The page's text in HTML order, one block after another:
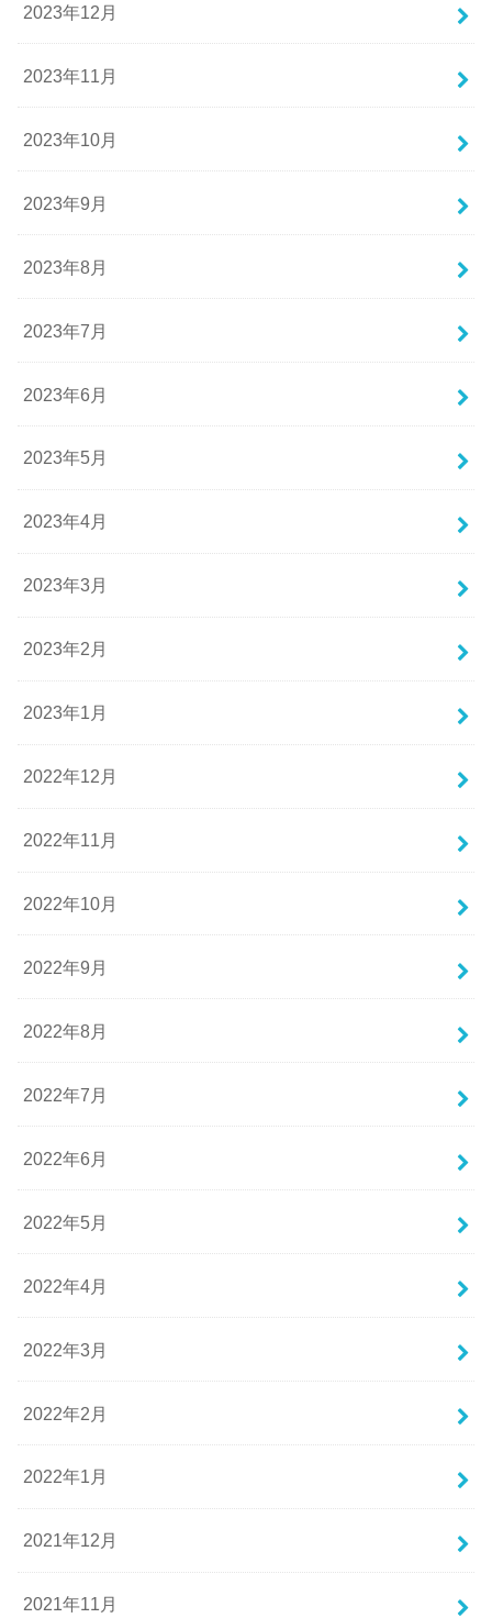
2023年12月
2023年11月
2023年10月
2023年9月
2023年8月
2023年7月
2023年6月
2023年5月
2023年4月
2023年3月
2023年2月
2023年1月
2022年12月
2022年11月
2022年10月
2022年9月
2022年8月
2022年7月
2022年6月
2022年5月
2022年4月
2022年3月
2022年2月
2022年1月
2021年12月
2021年11月